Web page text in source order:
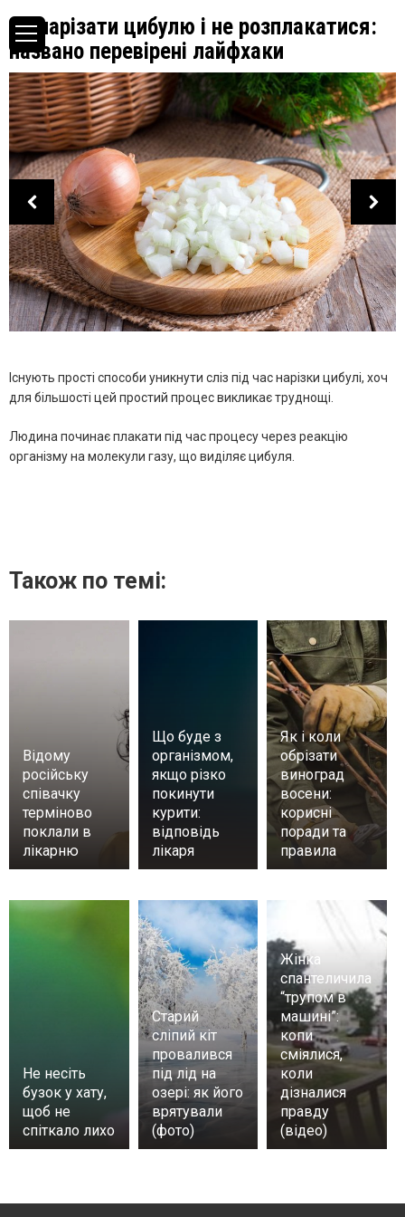
Як нарізати цибулю і не розплакатися:
названо перевірені лайфхаки
Існують прості способи уникнути сліз під час нарізки цибулі, хоч
для більшості цей простий процес викликає труднощі.
Людина починає плакати під час процесу через реакцію
організму на молекули газу, що виділяє цибуля.
Також по темі:
Відому
російську
співачку
терміново
поклали в
лікарню
Що буде з
організмом,
якщо різко
покинути
курити:
відповідь
лікаря
Як і коли
обрізати
виноград
восени:
корисні
поради та
правила
Не несіть
бузок у хату,
щоб не
спіткало лихо
Старий
сліпий кіт
провалився
під лід на
озері: як його
врятували
(фото)
Жінка
спантеличила
“трупом в
машині”:
копи
сміялися,
коли
дізналися
правду
(відео)